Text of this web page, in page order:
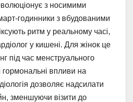
з носимими
годинники з вбудованими
ритм у реальному часі,
у кишені. Для жінок це
під час менструального
впливи на
дозволяє надсилати
зменшуючи візити до